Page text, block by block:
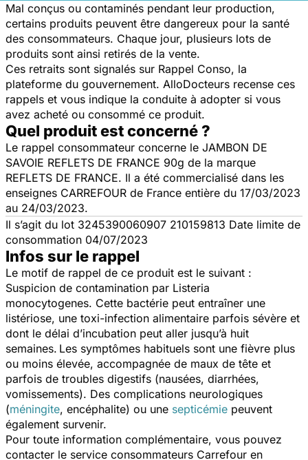
Mal conçus ou contaminés pendant leur production,
certains produits peuvent être dangereux pour la santé
des consommateurs. Chaque jour, plusieurs lots de
produits sont ainsi retirés de la vente.
Ces retraits sont signalés sur Rappel Conso, la
plateforme du gouvernement. AlloDocteurs recense ces
rappels et vous indique la conduite à adopter si vous
avez acheté ou consommé ce produit.
Quel produit est concerné ?
Le rappel consommateur concerne le JAMBON DE
SAVOIE REFLETS DE FRANCE 90g de la marque
REFLETS DE FRANCE. Il a été commercialisé dans les
enseignes CARREFOUR de France entière du 17/03/2023
au 24/03/2023.
Il s’agit du lot 3245390060907 210159813 Date limite de
consommation 04/07/2023
Infos sur le rappel
Le motif de rappel de ce produit est le suivant :
Suspicion de contamination par Listeria
monocytogenes. Cette bactérie peut entraîner une
listériose, une toxi-infection alimentaire parfois sévère et
dont le délai d’incubation peut aller jusqu’à huit
semaines. Les symptômes habituels sont une fièvre plus
ou moins élevée, accompagnée de maux de tête et
parfois de troubles digestifs (nausées, diarrhées,
vomissements). Des complications neurologiques
(méningite, encéphalite) ou une septicémie peuvent
également survenir.
Pour toute information complémentaire, vous pouvez
contacter le service consommateurs Carrefour en